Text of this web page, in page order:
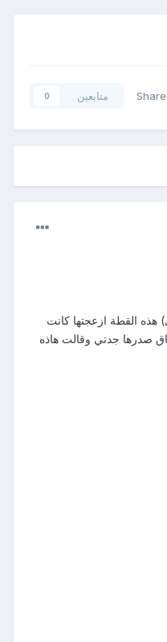
متابعين 0
القطة ازعجتها كانت
صدرها جدتي وقالت هاذه